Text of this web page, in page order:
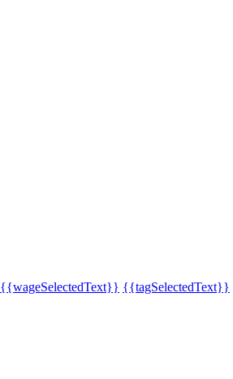
{{wageSelectedText}} {{tagSelectedText}}